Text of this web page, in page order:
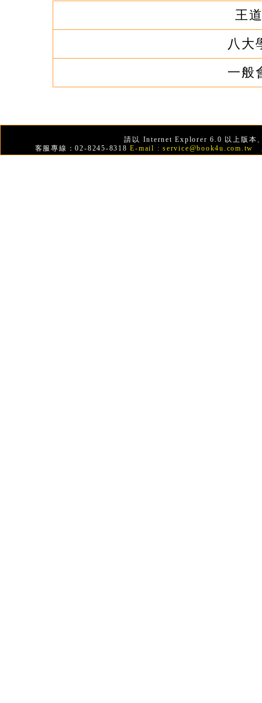
王
八大
一般
請以 Internet Explorer 6.0 以上版本
客服專線：02-8245-8318E-mail :service@book4u.com.tw